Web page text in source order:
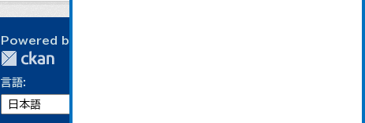
Powered by
言語